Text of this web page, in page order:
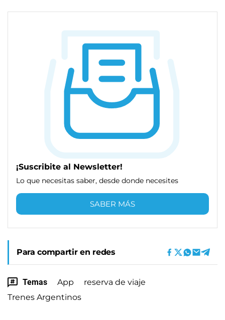
¡Suscribite al Newsletter!
Lo que necesitas saber, desde donde necesites
SABER MÁS
Para compartir en redes
Temas App
reserva de viaje
Trenes Argentinos